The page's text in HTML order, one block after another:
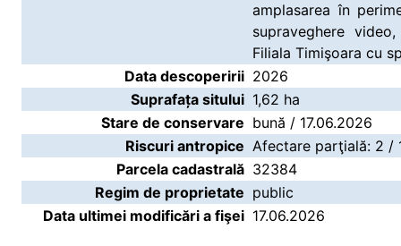
amplasarea în
supraveghere
Filiala Timişoara cu
Data descoperirii 2026
Suprafața sitului 1,62 ha
Stare de conservare bună / 17.06.2026
Riscuri antropice Afectare parţială: 2 /
Parcela cadastrală 32384
Regim de proprietate public
Data ultimei modificări a fişei 17.06.2026